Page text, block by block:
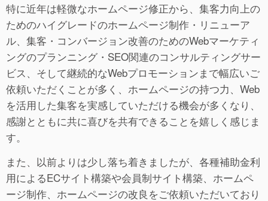
特に近年は軽微なホームページ修正から、集客力向上の
ためのハイグレードのホームページ制作・リニューア
ル、集客・コンバージョン改善のためのWebマーケティ
ングのプランニング・SEO関連のコンサルティングサー
ビス、そして継続的なWebプロモーションまで幅広いご
依頼いただくことが多く、ホームページの持つ力、Web
を活用した集客を実感していただける機会が多くなり、
感謝とともに共に喜びを共有できることを嬉しく感じま
す。
また、以前よりは少し落ち着きましたが、各種補助金利
用によるECサイト構築や会員制サイト構築、ホームペ
ージ制作、ホームページの改良をご依頼いただいており